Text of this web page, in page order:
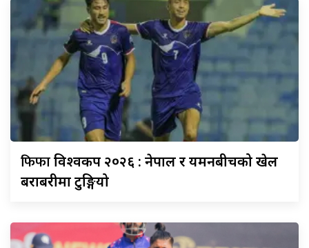
फिफाविश्वकप २०२६ : नेपाल र यमनबीचको खेल
बराबरीमा टुङ्गियो